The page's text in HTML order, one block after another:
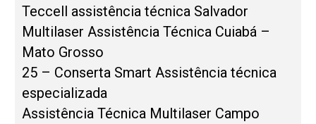
Teccell assistência técnica Salvador
Multilaser Assistência Técnica Cuiabá –
Mato Grosso
25 – Conserta Smart Assistência técnica
especializada
Assistência Técnica Multilaser Campo